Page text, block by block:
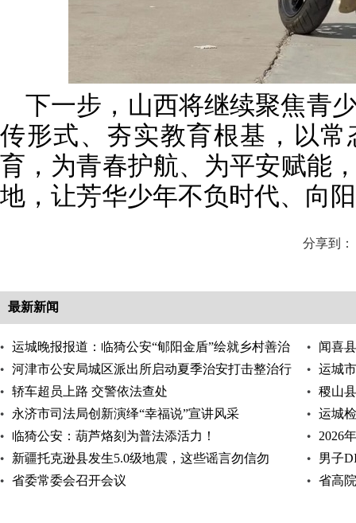
下一步，山西将继续聚焦青
传形式、夯实教育根基，以
育，为青春护航、为平安赋能
地，让芳华少年不负时代、向
分享到：
最新新闻
运城晚报报道：临猗公安“郇阳金盾”绘就乡村善治
新图景
闻喜
中执行
河津市公安局城区派出所启动夏季治安打击整治行
动
运城
轿车超员上路 交警依法查处
稷山
永济市司法局创新演绎“幸福说”宣讲风采
运城
临猗公安：葫芦烙刻为普法添活力！
2026
新疆托克逊县发生5.0级地震，这些谣言勿信勿
传！
男子
省委常委会召开会议
省高